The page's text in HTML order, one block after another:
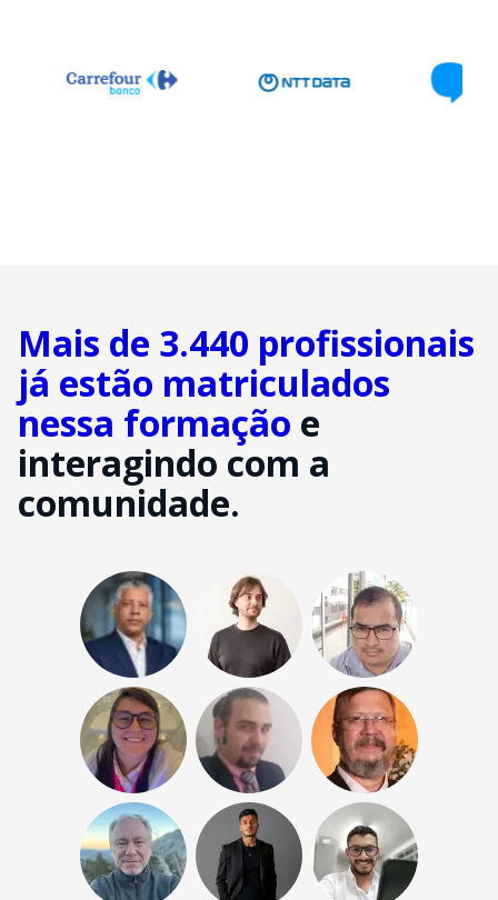
Mais de 3.440 profissionais
já estão matriculados
nessa formação e
interagindo com a
comunidade.